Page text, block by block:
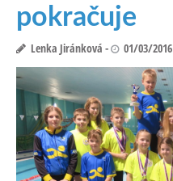
pokračuje
Lenka Jiránková 01/03/2016